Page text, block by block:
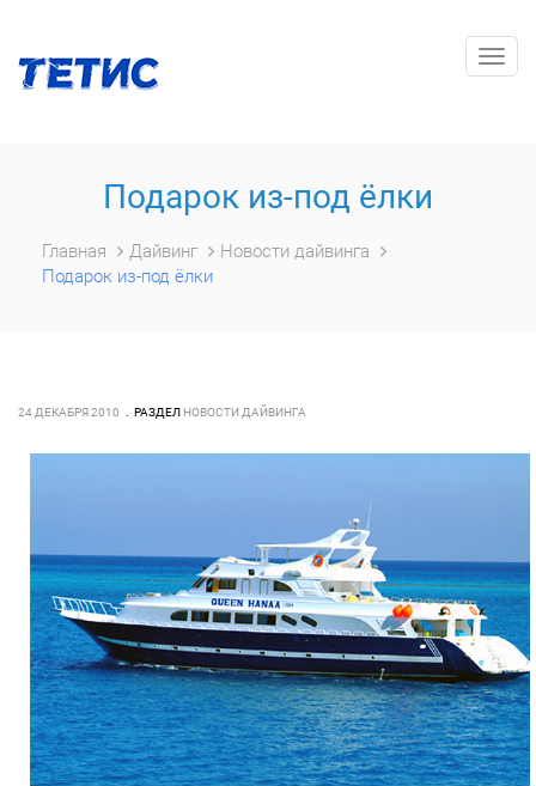
Подарок из-под ёлки
Главная Дайвинг
Новости дайвинга
Подарок из-под ёлки
24 ДЕКАБРЯ 2010 РАЗДЕЛ НОВОСТИ ДАЙВИНГА